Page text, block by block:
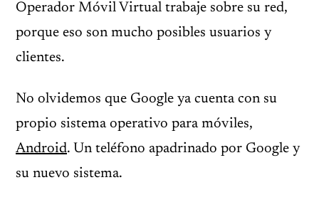
Operador Móvil Virtual trabaje sobre su red,
porque eso son mucho posibles usuarios y
clientes.
No olvidemos que Google ya cuenta con su
propio sistema operativo para móviles,
Android. Un teléfono apadrinado por Google y
su nuevo sistema.